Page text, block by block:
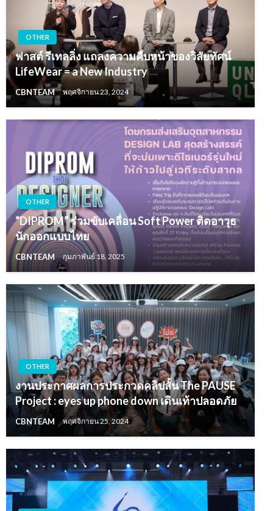
OTHER
ฟาสต์ รีเทลลิ่ง แถลงความคืบหน้าของวิสัยทัศน์
LifeWear = a New Industry
CBNTEAM พฤศจิกายน 23, 2024
OTHER
“DIPROM” ร่วมขับเคลื่อน Soft Power ติดอาวุธ
นักออกแบบไทย
CBNTEAM กุมภาพันธ์ 18, 2025
OTHER
งานประกาศผลการประกวดคลิปสั้น The PAUSE
Project : eyes up phone down เดินเท้าปลอดภัย
CBNTEAM พฤศจิกายน 25, 2024